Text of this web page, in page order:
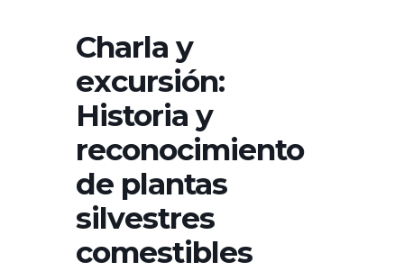
Charla y
excursión:
Historia y
reconocimiento
de plantas
silvestres
comestibles